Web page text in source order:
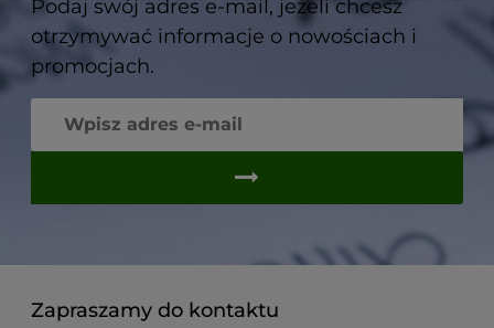
Podaj swój adres e-mail, jeżeli chcesz
otrzymywać informacje o nowościach i
promocjach.
Zapraszamy do kontaktu